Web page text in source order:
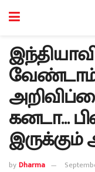
கனடா…
இருக்கும்
byDharma